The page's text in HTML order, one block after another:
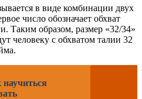
в виде комбинации двух
число обозначает обхват
Таким образом, размер «32/34»
человеку с обхватом талии 32